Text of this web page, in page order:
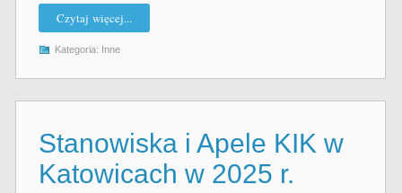
Czytaj więcej...
Kategoria: Inne
Stanowiska i Apele KIK w
Katowicach w 2025 r.